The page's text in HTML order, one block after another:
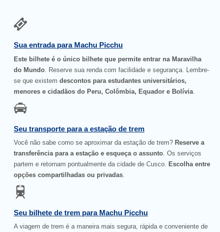
Sua entrada para Machu Picchu
Este bilhete é o único bilhete que permite entrar na Maravilha
do Mundo . Reserve sua renda com facilidade e segurança. Lembre-
se que existemdescontos para estudantes universitários,
menores e cidadãos do Peru, Colômbia, Equador e Bolívia
Seu transporte para a estação de trem
Você não sabe como se aproximar da estação de trem? Reserve a
transferência para a estação e esqueça o assunto. Os serviços
partem e retornam pontualmente da cidade de Cusco. Escolha entre
opções compartilhadas ou privadas.
Seu bilhete de trem para Machu Picchu
A viagem de trem é a maneira mais segura, rápida e conveniente de